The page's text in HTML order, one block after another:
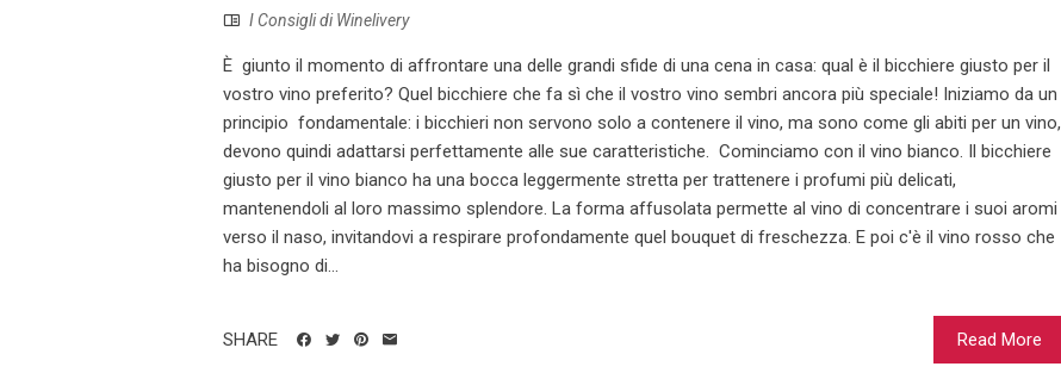
I Consigli di Winelivery
È giunto il momento di affrontare una delle grandi sfide di una cena in casa: qual è il bicchiere giusto per il
vostro vino preferito? Quel bicchiere che fa sì che il vostro vino sembri ancora più speciale! Iniziamo da un
principio fondamentale: i bicchieri non servono solo a contenere il vino, ma sono come gli abiti per un vino,
devono quindi adattarsi perfettamente alle sue caratteristiche. Cominciamo con il vino bianco. Il bicchiere
giusto per il vino bianco ha una bocca leggermente stretta per trattenere i profumi più delicati,
mantenendoli al loro massimo splendore. La forma affusolata permette al vino di concentrare i suoi aromi
verso il naso, invitandovi a respirare profondamente quel bouquet di freschezza. E poi c'è il vino rosso che
ha bisogno di...
Read More
SHARE